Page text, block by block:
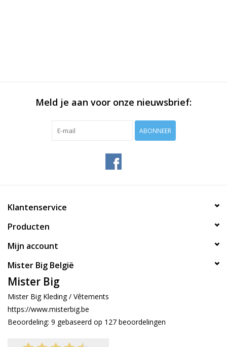
Meld je aan voor onze nieuwsbrief:
ABONNEER
Klantenservice
Producten
Mijn account
Mister Big België
Mister Big
Mister Big Kleding / Vêtements
https://www.misterbig.be
Beoordeling: 9 gebaseerd op 127 beoordelingen